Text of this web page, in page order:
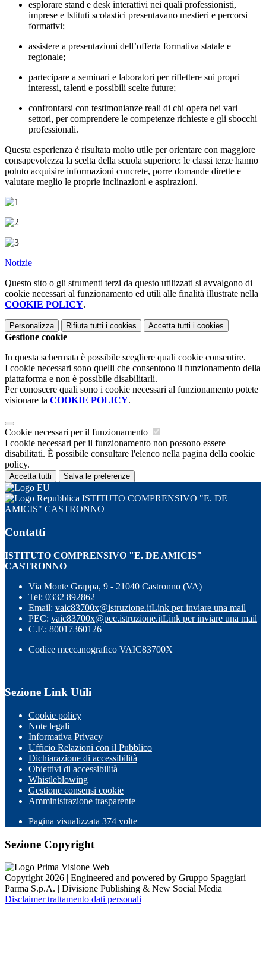
esplorare stand e desk interattivi nei quali professionisti,
imprese e Istituti scolastici presentavano mestieri e percorsi
formativi;
assistere a presentazioni dell’offerta formativa statale e
regionale;
partecipare a seminari e laboratori per riflettere sui propri
interessi, talenti e possibili scelte future;
confrontarsi con testimonianze reali di chi opera nei vari
settori, per comprendere le competenze richieste e gli sbocchi
professionali.
Questa esperienza è risultata molto utile per orientare con maggiore
consapevolezza la scelta della scuola superiore: le classi terze hanno
potuto acquisire informazioni concrete, porre domande dirette e
valutare meglio le proprie inclinazioni e aspirazioni.
Notizie
Questo sito o gli strumenti terzi da questo utilizzati si avvalgono di
cookie necessari al funzionamento ed utili alle finalità illustrate nella
COOKIE POLICY.
Personalizza Rifiuta tutti i cookies Accetta tutti i cookies
Gestione cookie
In questa schermata è possibile scegliere quali cookie consentire.
I cookie necessari sono quelli che consentono il funzionamento della
piattaforma e non è possibile disabilitarli.
Per conoscere quali sono i cookie necessari al funzionamento potete
visionare la COOKIE POLICY.
Cookie necessari per il funzionamento
I cookie necessari per il funzionamento non possono essere
disabilitati. È possibile consultare l'elenco nella pagina della cookie
policy.
Accetta tutti Salva le preferenze
ISTITUTO COMPRENSIVO "E. DE
AMICIS" CASTRONNO
Contatti
ISTITUTO COMPRENSIVO "E. DE AMICIS"
CASTRONNO
Via Monte Grappa, 9 - 21040 Castronno (VA)
Tel: 0332 892862
Email: vaic83700x@istruzione.itLink per inviare una mail
PEC: vaic83700x@pec.istruzione.itLink per inviare una mail
C.F.: 80017360126
Codice meccanografico VAIC83700X
Sezione Link Utili
Cookie policy
Note legali
Informativa Privacy
Ufficio Relazioni con il Pubblico
Dichiarazione di accessibilità
Obiettivi di accessibilità
Whistleblowing
Gestione consensi cookie
Amministrazione trasparente
Pagina visualizzata 374 volte
Sezione Copyright
Copyright 2026 | Engineered and powered by Gruppo Spaggiari
Parma S.p.A. | Divisione Publishing & New Social Media
Disclaimer trattamento dati personali